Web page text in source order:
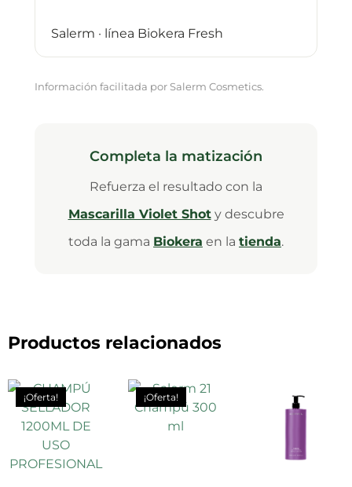
Salerm · línea Biokera Fresh
Información facilitada por Salerm Cosmetics.
Completa la matización
Refuerza el resultado con la
Mascarilla Violet Shoty descubre
toda la gama Biokera en la tienda.
Productos relacionados
¡Oferta! ¡Oferta!